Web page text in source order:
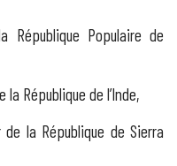
République Populaire de
la République de l’Inde,
de la République de Sierra